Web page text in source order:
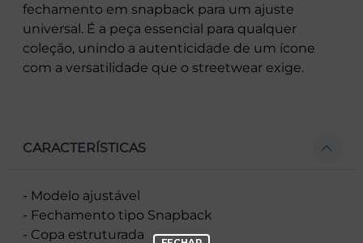
fechamento em snapback para um ajuste
universal. É a peça essencial para qualquer
coleção, unindo a autenticidade de um ícone
com a versatilidade que o streetwear exige.
CARACTERÍSTICAS
- Modelo ajustável
- Fechamento tipo Snapback
- Copa estruturada